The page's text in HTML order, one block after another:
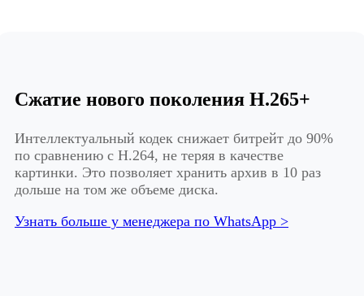
Сжатие нового поколения H.265+
Интеллектуальный кодек снижает битрейт до 90%
по сравнению с H.264, не теряя в качестве
картинки. Это позволяет хранить архив в 10 раз
дольше на том же объеме диска.
Узнать больше у менеджера по WhatsApp >